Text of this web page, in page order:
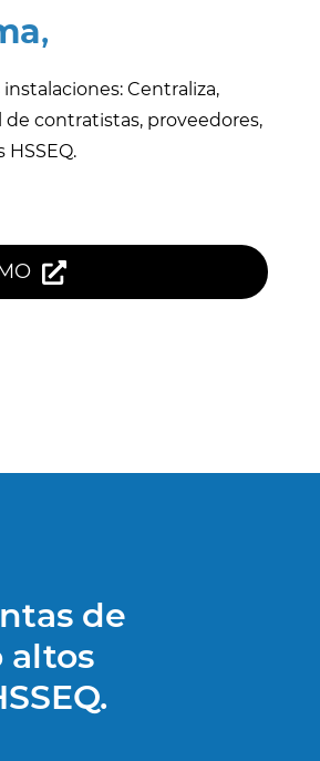
,
Centraliza,
contratistas, proveedores,
de
altos